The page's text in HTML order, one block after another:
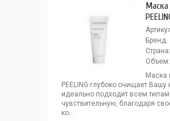
Маска
Бренд:
Страна:
Объем:
Маска
PEELING глубоко очищает
идеально подходит всем
чувствительную, благодаря
ко...